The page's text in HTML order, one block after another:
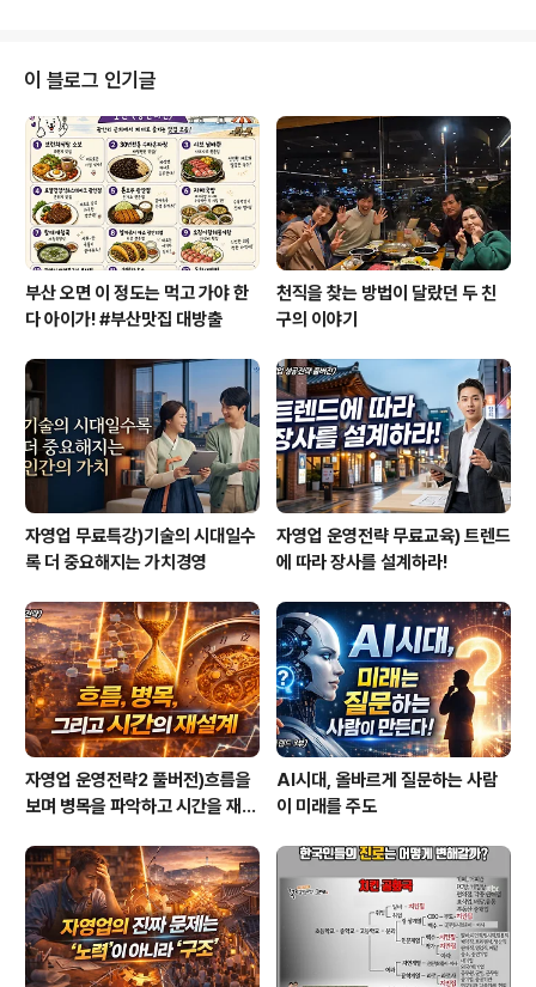
을 상황의 논리와 사실에 대응시키지 못할 수 있습니다. 이에 따라 다른 사람들
에게 접근하기 힘든 사람으로 보일 수 있습니다. 때론 이상한 사람으로 묘사되
기..
이 블로그 인기글
부산 오면 이 정도는 먹고 가야 한
다 아이가! #부산맛집 대방출
천직을 찾는 방법이 달랐던 두 친
구의 이야기
자영업 무료특강)기술의 시대일수
록 더 중요해지는 가치경영
자영업 운영전략 무료교육) 트렌드
에 따라 장사를 설계하라!
자영업 운영전략2 풀버전)흐름을
보며 병목을 파악하고 시간을 재설
AI시대, 올바르게 질문하는 사람
이 미래를 주도